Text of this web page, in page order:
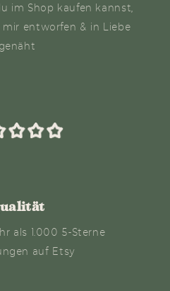
im Shop kaufen kannst,
entworfen & in Liebe
genäht
als 1.000 5-Sterne
auf Etsy